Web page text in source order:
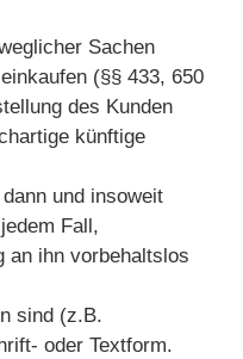
Sachen
(§§ 433, 650
des Kunden
künftige
und insoweit
Fall,
an ihn vorbehaltslos
sind (z.B.
oder Textform.